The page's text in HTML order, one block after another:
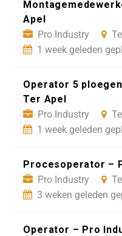
Apel
Pro Industry
1 week geleden
Operator 5
Ter Apel
Pro Industry
1 week geleden
Procesoperator –
Pro Industry
3 weken geleden
Operator – Pro